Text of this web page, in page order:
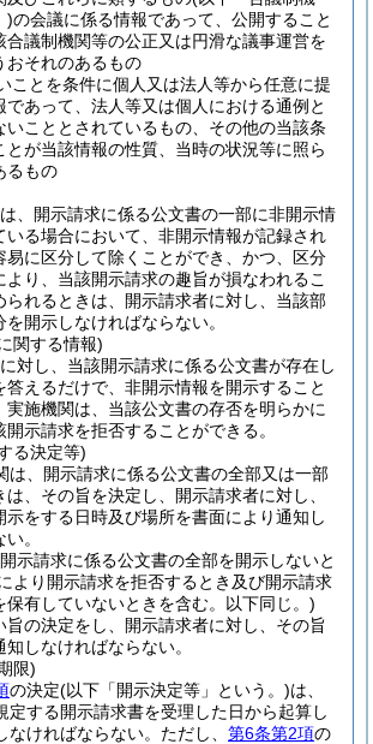
)の会議に係る情報であって、公開すること
合議制機関等の公正又は円滑な議事運営を
おそれのあるもの
ことを条件に個人又は法人等から任意に提
であって、法人等又は個人における通例と
いこととされているもの、その他の当該条
とが当該情報の性質、当時の状況等に照ら
るもの
、開示請求に係る公文書の一部に非開示情
いる場合において、非開示情報が記録され
易に区分して除くことができ、かつ、区分
より、当該開示請求の趣旨が損なわれるこ
られるときは、開示請求者に対し、当該部
開示しなければならない。
関する情報)
対し、当該開示請求に係る公文書が存在し
答えるだけで、非開示情報を開示すること
実施機関は、当該公文書の存否を明らかに
開示請求を拒否することができる。
る決定等)
は、開示請求に係る公文書の全部又は一部
、その旨を決定し、開示請求者に対し、
示をする日時及び場所を書面により通知し
。
示請求に係る公文書の全部を開示しないと
より開示請求を拒否するとき及び開示請求
保有していないときを含む。以下同じ。)
旨の決定をし、開示請求者に対し、その旨
しなければならない。
限)
の決定(以下「開示決定等」という。)は、
定する開示請求書を受理した日から起算し
ければならない。 ただし、 第6条第2項の